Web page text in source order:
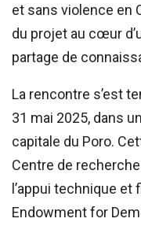
et sans violence en
du projet au cœur
partage de
La rencontre s’est
31 mai 2025, dans
capitale du Poro.
Centre de recherche
l’appui technique et
Endowment for